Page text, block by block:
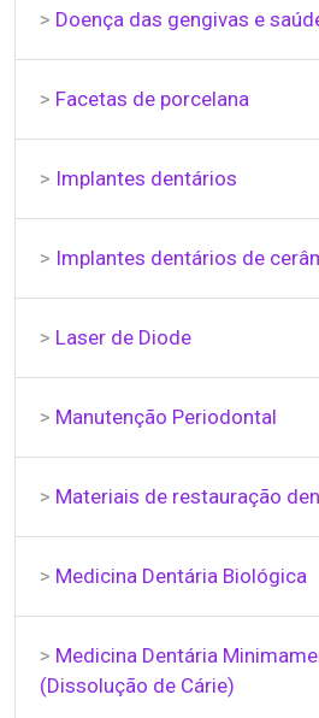
> Doença das gengivas e
> Facetas de porcelana
> Implantes dentários
> Implantes dentários de
> Laser de Diode
> Manutenção Periodontal
> Materiais de restauração
> Medicina Dentária Biológica
> Medicina Dentária
(Dissolução de Cárie)